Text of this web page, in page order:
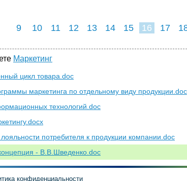
9 10 11 12 13 14 15 16 17
Маркетинг
цикл товара.doc
маркетинга по отдельному виду продукции.doc
технологий.doc
потребителя к продукции компании.doc
- В.В.Шведенко.doc
конфиденциальности